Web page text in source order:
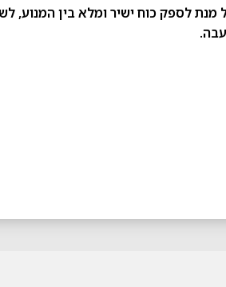
מנת לספק כוח ישיר ומלא בין המנוע,